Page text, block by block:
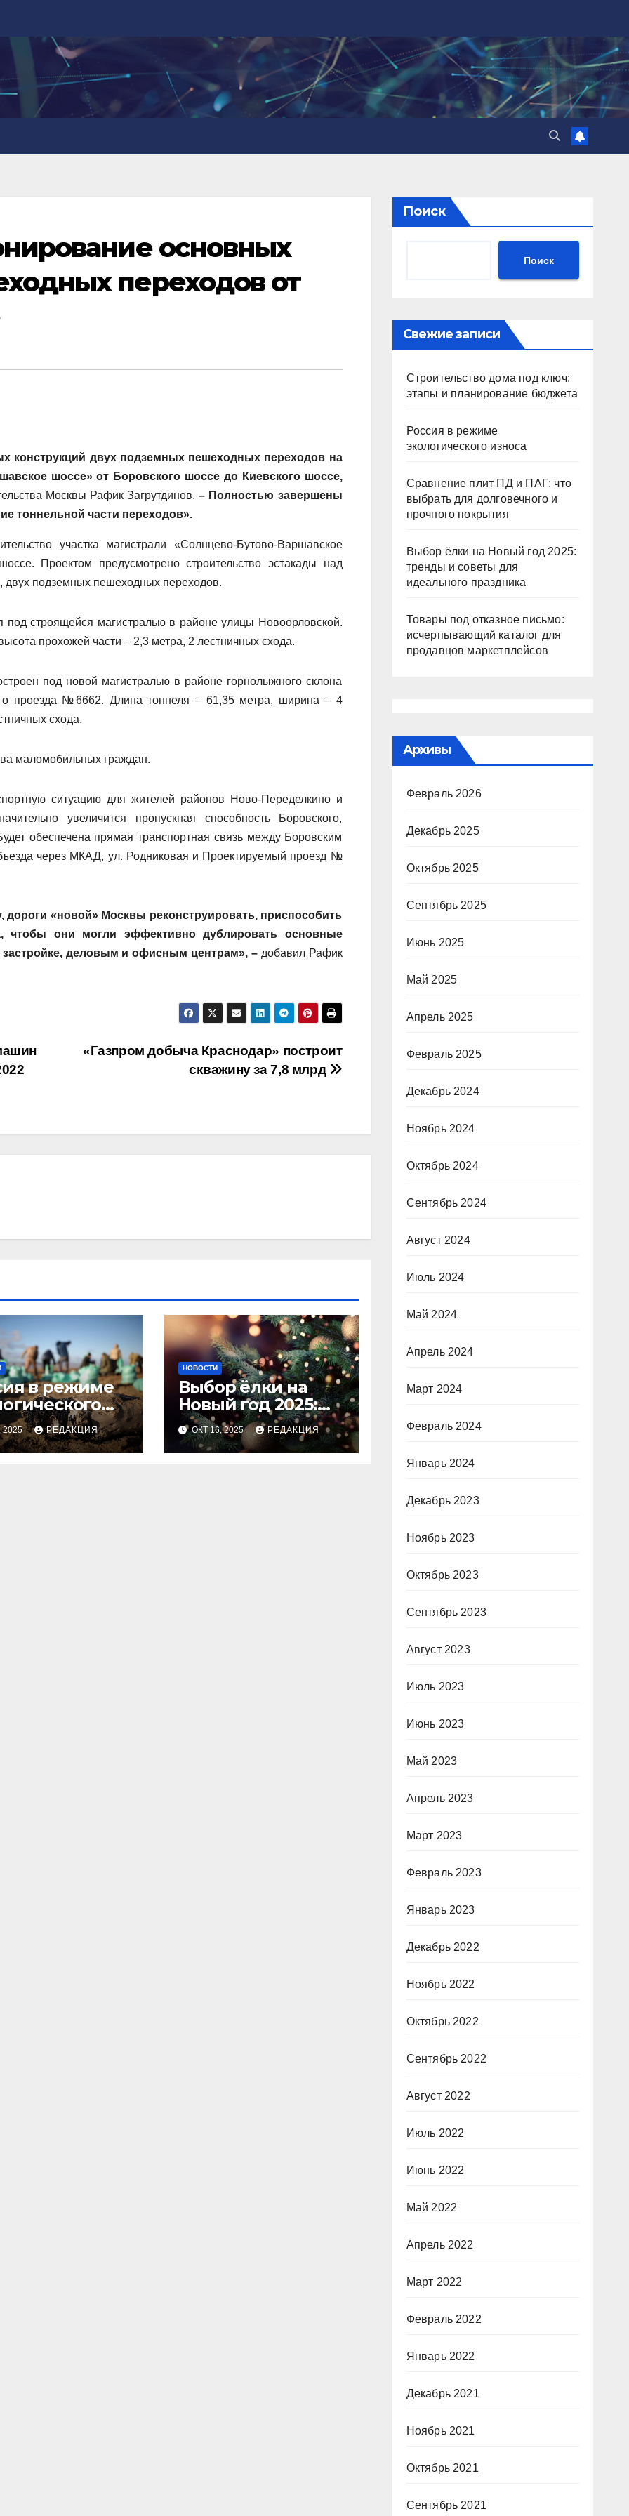
основных
переходов от
конструкций двух подземных пешеходных переходов на
шоссе» от Боровского шоссе до Киевского шоссе,
Москвы Рафик Загрутдинов.– Полностью завершены
тоннельной части переходов».
участка магистрали «Солнцево-Бутово-Варшавское
Проектом предусмотрено строительство эстакады над
двух подземных пешеходных переходов.
строящейся магистралью в районе улицы Новоорловской.
прохожей части – 2,3 метра, 2 лестничных схода.
под новой магистралью в районе горнолыжного склона
проезда №6662. Длина тоннеля – 61,35 метра, ширина – 4
схода.
маломобильных граждан.
ситуацию для жителей районов Ново-Переделкино и
увеличится пропускная способность Боровского,
обеспечена прямая транспортная связь между Боровским
через МКАД, ул. Родниковая и Проектируемый проезд №
«новой» Москвы реконструировать, приспособить
чтобы они могли эффективно дублировать основные
застройке, деловым и офисным центрам», –добавил Рафик
«Газпром добыча Краснодар» построит
скважину за 7,8 млрд
в режиме
2025 РЕДАКЦИЯ
НОВОСТИ
Выбор ёлки на
Новый год 2025:
тренды и советы
для идеального
праздника
ОКТ 16, 2025 РЕДАКЦИЯ
Поиск
Поиск
Свежие записи
Строительство дома под ключ:
этапы и планирование бюджета
Россия в режиме
экологического износа
Сравнение плит ПД и ПАГ: что
выбрать для долговечного и
прочного покрытия
Выбор ёлки на Новый год 2025:
тренды и советы для
идеального праздника
Товары под отказное письмо:
исчерпывающий каталог для
продавцов маркетплейсов
Архивы
Февраль 2026
Декабрь 2025
Октябрь 2025
Сентябрь 2025
Июнь 2025
Май 2025
Апрель 2025
Февраль 2025
Декабрь 2024
Ноябрь 2024
Октябрь 2024
Сентябрь 2024
Август 2024
Июль 2024
Май 2024
Апрель 2024
Март 2024
Февраль 2024
Январь 2024
Декабрь 2023
Ноябрь 2023
Октябрь 2023
Сентябрь 2023
Август 2023
Июль 2023
Июнь 2023
Май 2023
Апрель 2023
Март 2023
Февраль 2023
Январь 2023
Декабрь 2022
Ноябрь 2022
Октябрь 2022
Сентябрь 2022
Август 2022
Июль 2022
Июнь 2022
Май 2022
Апрель 2022
Март 2022
Февраль 2022
Январь 2022
Декабрь 2021
Ноябрь 2021
Октябрь 2021
Сентябрь 2021